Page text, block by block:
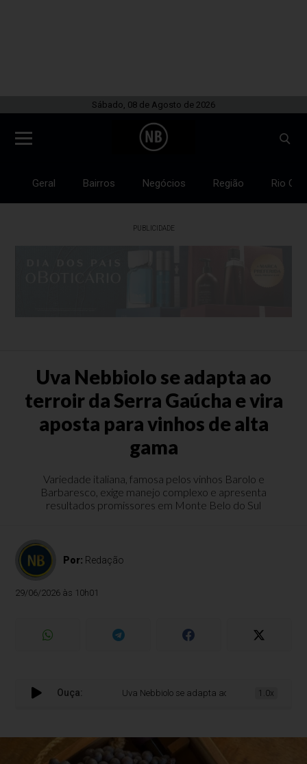
Sábado, 08 de Agosto de 2026
Geral Bairros Negócios Região Rio
PUBLICIDADE
Uva Nebbiolo se adapta ao
terroir da Serra Gaúcha e vira
aposta para vinhos de alta
gama
Variedade italiana, famosa pelos vinhos Barolo e
Barbaresco, exige manejo complexo e apresenta
resultados promissores em Monte Belo do Sul
Por: Redação
29/06/2026 às 10h01
Ouça: Uva Nebbiolo se adapta ao terroir da Serra
1.0x